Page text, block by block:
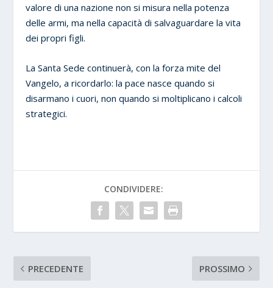
valore di una nazione non si misura nella potenza
delle armi, ma nella capacità di salvaguardare la vita
dei propri figli.
La Santa Sede continuerà, con la forza mite del
Vangelo, a ricordarlo: la pace nasce quando si
disarmano i cuori, non quando si moltiplicano i calcoli
strategici.
CONDIVIDERE:
PRECEDENTE PROSSIMO